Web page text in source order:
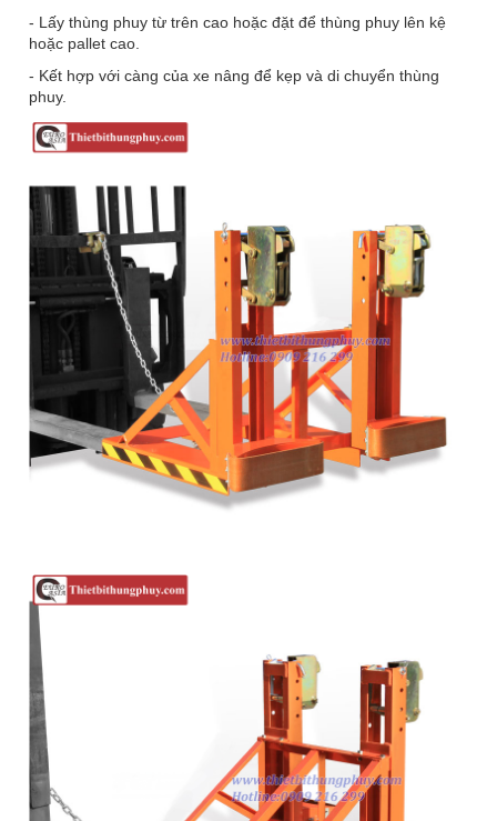
- Lấy thùng phuy từ trên cao hoặc đặt để thùng phuy lên kệ
hoặc pallet cao.
- Kết hợp với càng của xe nâng để kẹp và di chuyển thùng
phuy.